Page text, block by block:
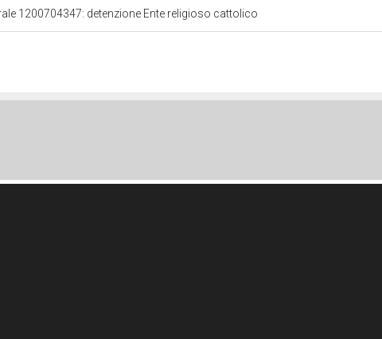
1200704347: detenzione Ente religioso cattolico